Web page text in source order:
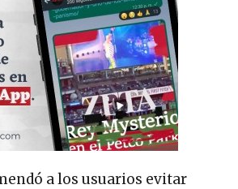
a los usuarios evitar